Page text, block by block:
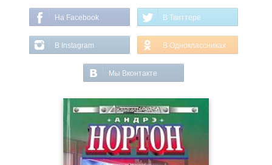
На Facebook В Твиттере
В Instagram В Одноклассниках
Мы Вконтакте